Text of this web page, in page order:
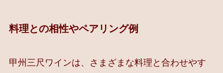
料理との相性やペアリング例
甲州三尺ワインは、さまざまな料理と合わせやす